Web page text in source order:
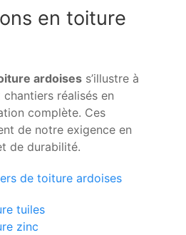
en toiture
ardoises s’illustre à
réalisés en
complète. Ces
de notre exigence en
de durabilité.
de toiture ardoises
tuiles
zinc